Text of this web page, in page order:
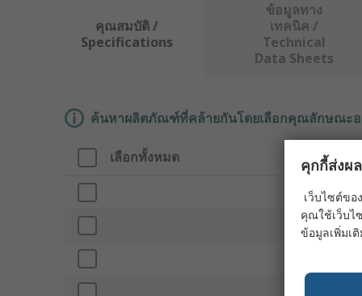
คุณสมบัติ /
Specifications
ข้อมูลทาง
เทคนิค /
Technical
Data Sheets
ค้นหาผลิตภัณฑ์ที่คล้ายกันโดยเลือกคุณลักษณะอ
เลือกทั้งหมด คุณลักษณะ
Brand
Product
คุกกี้ส่งผ
เว็บไซต์ข
คุณใช้เว็บไ
ข้อมูลเพิ่มเ